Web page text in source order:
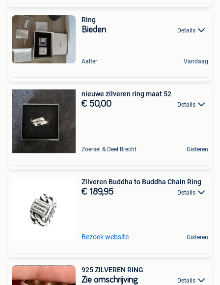
Ring
Bieden Details
Aalter Vandaag
nieuwe zilveren ring maat 52
€ 50,00 Details
Zoersel & Deel Brecht Gisteren
Zilveren Buddha to Buddha Chain Ring
€ 189,95 Details
Bezoek website Gisteren
925 ZILVEREN RING
Zie omschrijving Details